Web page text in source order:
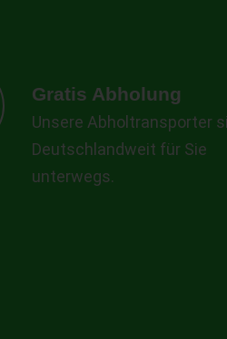
Gratis Abholung
Unsere Abholtransporter
Deutschlandweit für Sie
unterwegs.